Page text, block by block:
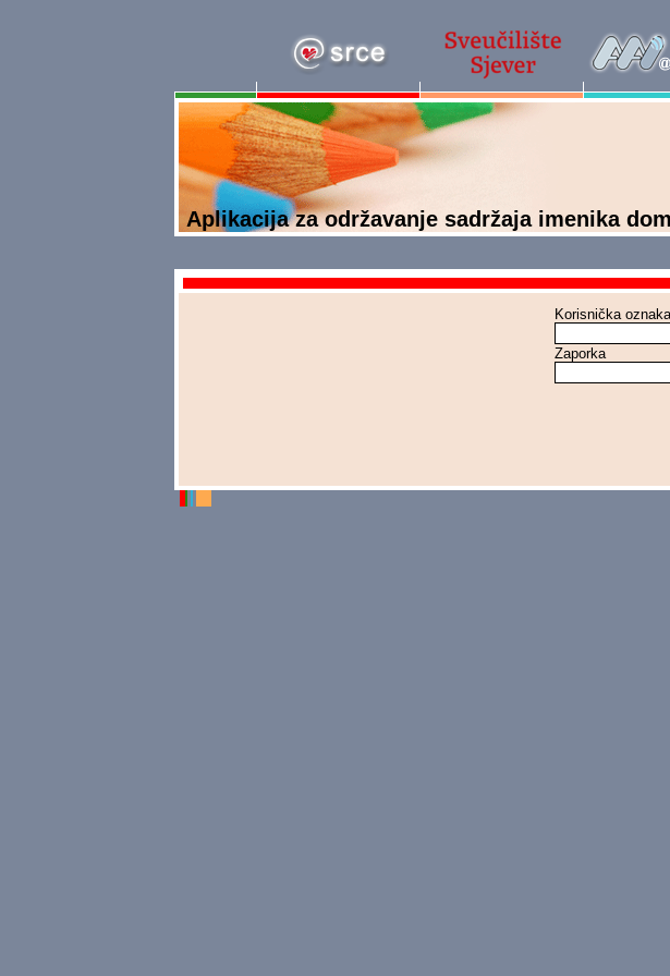
Aplikacija za održavanje sadržaja imenika
Korisnička oznaka
Zaporka